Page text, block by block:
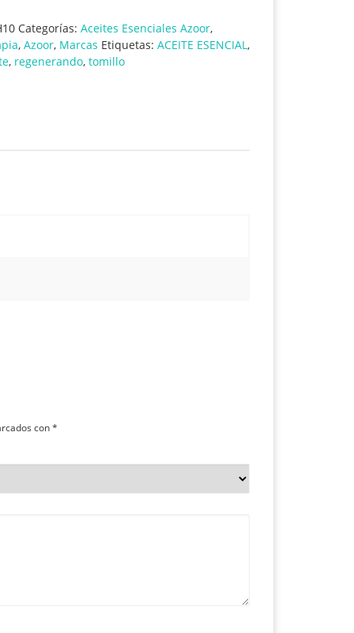
Categorías: Aceites Esenciales Azoor,
, Azoor, Marcas Etiquetas: ACEITE ESENCIAL,
, regenerando, tomillo
con*